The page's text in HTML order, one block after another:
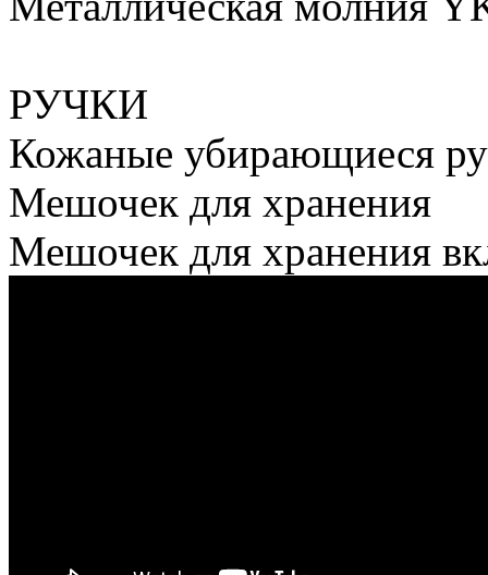
РУЧКИ
Кожаные убирающиеся
Мешочек для хранения
Мешочек для хранения